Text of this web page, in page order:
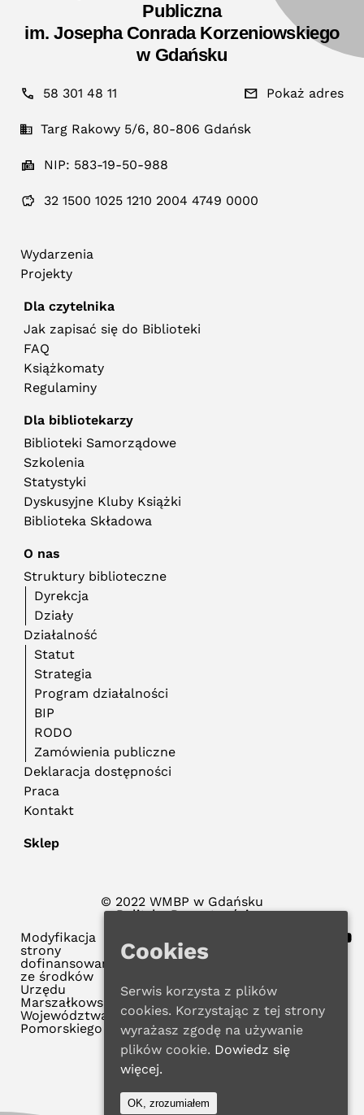
Publiczna
im. Josepha Conrada Korzeniowskiego
w Gdańsku
58 301 48 11 Pokaż adres
Targ Rakowy 5/6, 80-806 Gdańsk
NIP: 583-19-50-988
32 1500 1025 1210 2004 4749 0000
Wydarzenia
Projekty
Dla czytelnika
Jak zapisać się do Biblioteki
FAQ
Książkomaty
Regulaminy
Dla bibliotekarzy
Biblioteki Samorządowe
Szkolenia
Statystyki
Dyskusyjne Kluby Książki
Biblioteka Składowa
O nas
Struktury biblioteczne
Dyrekcja
Działy
Działalność
Statut
Strategia
Program działalności
BIP
RODO
Zamówienia publiczne
Deklaracja dostępności
Praca
Kontakt
Sklep
© 2022 WMBP w Gdańsku
Polityka Prywatności
Modyfikacja
strony
dofinansowana
ze środków
Urzędu
Marszałkowskiego
Województwa
Pomorskiego
Cookies
Serwis korzysta z plików
cookies. Korzystając z tej strony
wyrażasz zgodę na używanie
plików cookie. Dowiedz się
więcej.
OK, zrozumiałem